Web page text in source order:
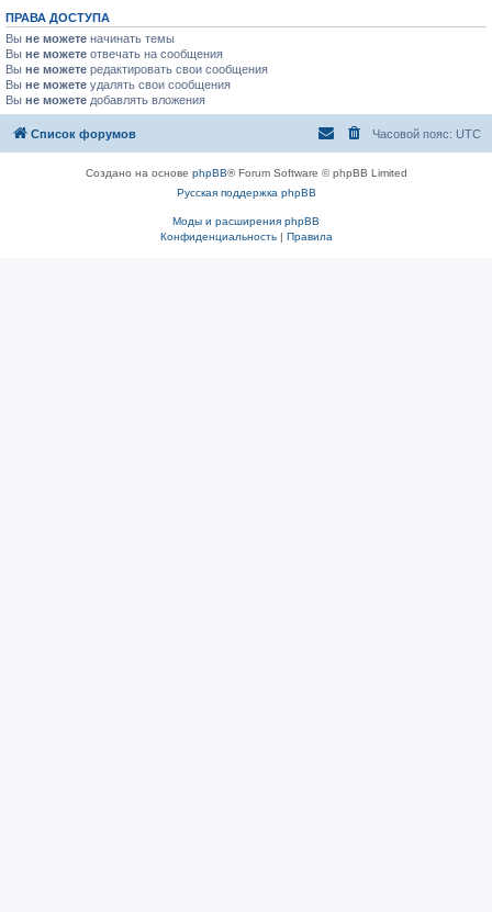
ПРАВА ДОСТУПА
Вы не можете начинать темы
Вы не можете отвечать на сообщения
Вы не можете редактировать свои сообщения
Вы не можете удалять свои сообщения
Вы не можете добавлять вложения
Список форумов Часовой пояс: UTC
Создано на основе phpBB® Forum Software © phpBB Limited
Русская поддержка phpBB
Моды и расширения phpBB
Конфиденциальность| Правила